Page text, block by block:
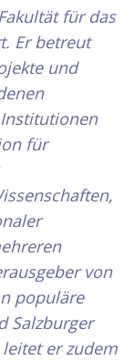
für das
Er betreut
und
für
von
populäre
Salzburger
er zudem